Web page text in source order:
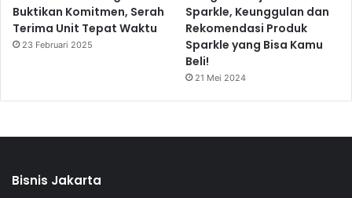
Buktikan Komitmen, Serah
Terima Unit Tepat Waktu
23 Februari 2025
Sparkle, Keunggulan dan
Rekomendasi Produk
Sparkle yang Bisa Kamu
Beli!
21 Mei 2024
Bisnis Jakarta